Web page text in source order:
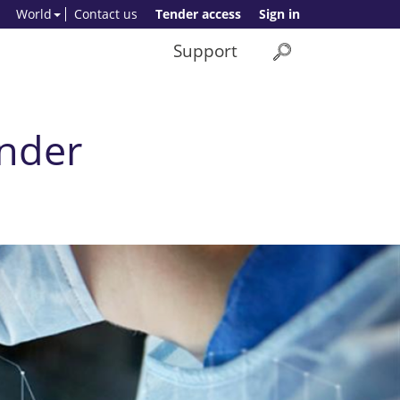
Sign in
Tender access
Contact us
World
Support